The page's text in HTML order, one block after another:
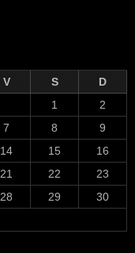
V S
D
1
2
7 8
9
14 15
16
21 22
23
28 29
30